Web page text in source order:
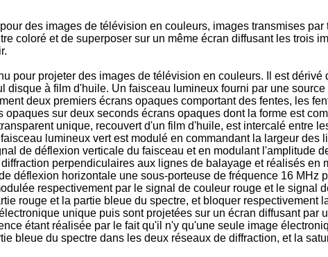
des images de télévision en couleurs, images transmises
coloré et de superposer sur un même écran diffusant les trois
pour projeter des images de télévision en couleurs. Il est
disque à film d'huile. Un faisceau lumineux fourni par une
deux premiers écrans opaques comportant des fentes, les
opaques sur deux seconds écrans opaques dont la forme est
unique, recouvert d'un film d'huile, est intercalé entre
lumineux vert est modulé en commandant la largeur
de déflexion verticale du faisceau et en modulant l'amplitude
perpendiculaires aux lignes de balayage et réalisés
déflexion horizontale une sous-porteuse de fréquence 16 MHz
respectivement par le signal de couleur rouge et le signal
rouge et la partie bleue du spectre, et bloquer
unique puis sont projetées sur un écran diffusant
étant réalisée par le fait qu'il n'y qu'une seule image
bleue du spectre dans les deux réseaux de diffraction, et la